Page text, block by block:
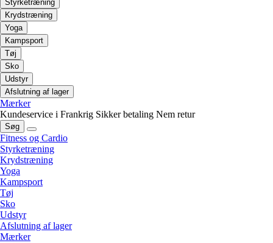
Styrketræning
Krydstræning
Yoga
Kampsport
Tøj
Sko
Udstyr
Afslutning af lager
Mærker
Kundeservice i Frankrig Sikker betaling Nem retur
Søg
Fitness og Cardio
Styrketræning
Krydstræning
Yoga
Kampsport
Tøj
Sko
Udstyr
Afslutning af lager
Mærker